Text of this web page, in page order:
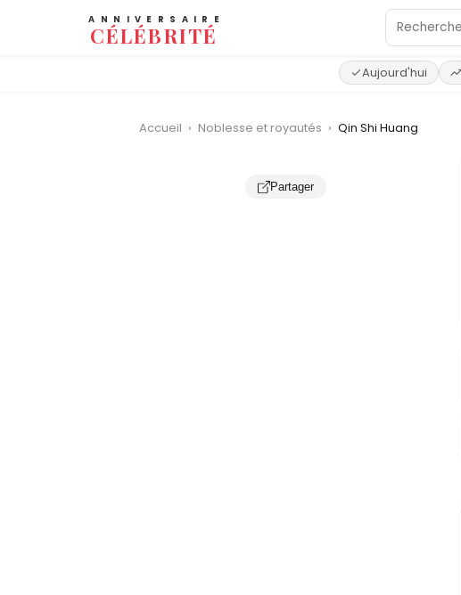
ANNIVERSAIRE
CÉLÉBRITÉ
Aujourd'hui
Accueil › Noblesse et royautés › Qin Shi Huang
Partager